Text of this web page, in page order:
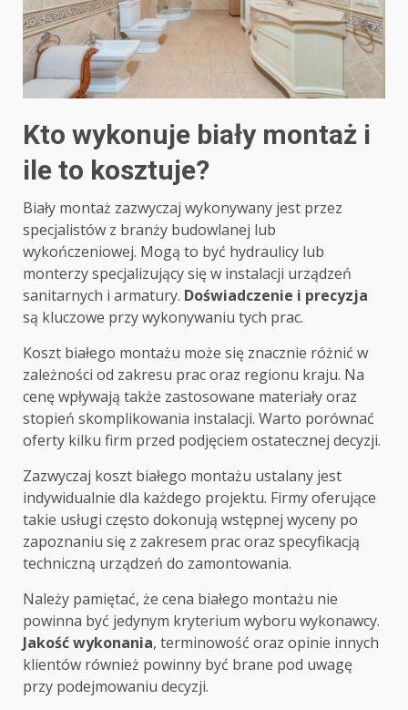
Kto wykonuje biały montaż i
ile to kosztuje?
Biały montaż zazwyczaj wykonywany jest przez
specjalistów z branży budowlanej lub
wykończeniowej. Mogą to być hydraulicy lub
monterzy specjalizujący się w instalacji urządzeń
sanitarnych i armatury. Doświadczenie i precyzja
są kluczowe przy wykonywaniu tych prac.
Koszt białego montażu może się znacznie różnić w
zależności od zakresu prac oraz regionu kraju. Na
cenę wpływają także zastosowane materiały oraz
stopień skomplikowania instalacji. Warto porównać
oferty kilku firm przed podjęciem ostatecznej decyzji.
Zazwyczaj koszt białego montażu ustalany jest
indywidualnie dla każdego projektu. Firmy oferujące
takie usługi często dokonują wstępnej wyceny po
zapoznaniu się z zakresem prac oraz specyfikacją
techniczną urządzeń do zamontowania.
Należy pamiętać, że cena białego montażu nie
powinna być jedynym kryterium wyboru wykonawcy.
Jakość wykonania, terminowość oraz opinie innych
klientów również powinny być brane pod uwagę
przy podejmowaniu decyzji.